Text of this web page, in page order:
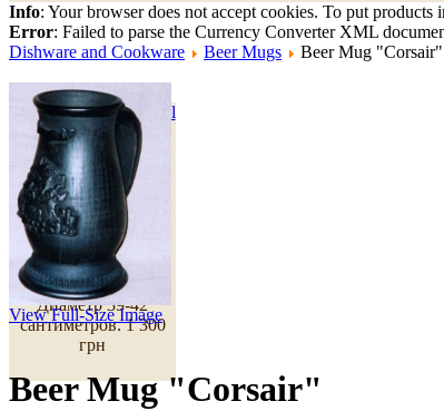
Wall Clock "Playful
Cats"
Диаметр 39-42
сантиметров. 1 300
грн
Info: Your browser does not accept cookies. To put
Error: Failed to parse the Currency Converter XML
Dishware and Cookware
Beer Mugs Beer Mug "Corsair"
View Full-Size Image
Beer Mug "Corsair"